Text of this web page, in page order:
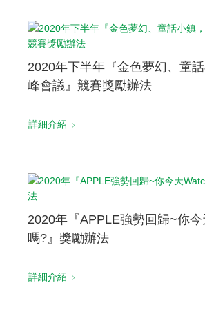
2020年下半年『金色夢幻、童
峰會議』競賽獎勵辦法
詳細介紹
2020年『APPLE強勢回歸~你今
嗎?』獎勵辦法
詳細介紹